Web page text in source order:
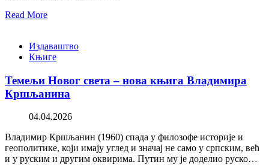
Read More
Издаваштво
Књиге
Темељи Новог света – нова књига Владимира
Кршљанина
04.04.2026
Владимир Кршљанин (1960) спада у филозофе историје и
геополитике, који имају углед и значај не само у српским, већ
и у руским и другим оквирима. Путин му је доделио руско…